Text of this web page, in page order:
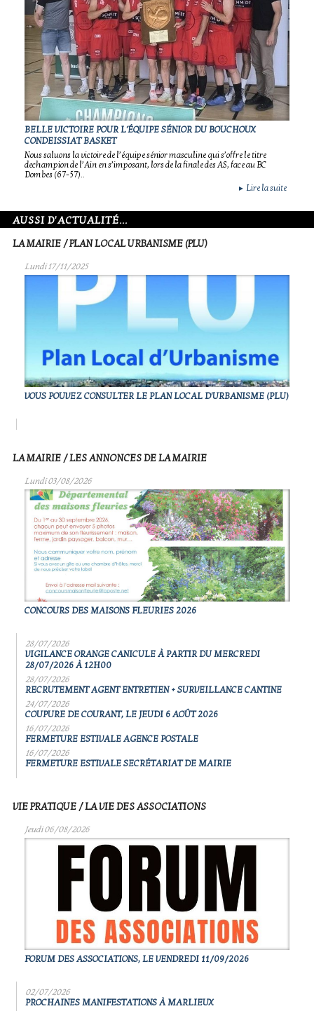
BELLE VICTOIRE POUR L'ÉQUIPE SÉNIOR DU BOUCHOUX
CONDEISSIAT BASKET
Nous saluons la victoire de l’équipe sénior masculine qui s’offre le titre
dechampion de l’Ain en s’imposant, lors de la finale des AS, face au BC
Dombes (67-57)..
► Lire la suite
AUSSI D'ACTUALITÉ...
LA MAIRIE / PLAN LOCAL URBANISME (PLU)
Lundi 17/11/2025
VOUS POUVEZ CONSULTER LE PLAN LOCAL D'URBANISME (PLU)
LA MAIRIE / LES ANNONCES DE LA MAIRIE
Lundi 03/08/2026
CONCOURS DES MAISONS FLEURIES 2026
28/07/2026
VIGILANCE ORANGE CANICULE À PARTIR DU MERCREDI
28/07/2026 À 12H00
28/07/2026
RECRUTEMENT AGENT ENTRETIEN + SURVEILLANCE CANTINE
24/07/2026
COUPURE DE COURANT, LE JEUDI 6 AOÛT 2026
16/07/2026
FERMETURE ESTIVALE AGENCE POSTALE
16/07/2026
FERMETURE ESTIVALE SECRÉTARIAT DE MAIRIE
VIE PRATIQUE / LA VIE DES ASSOCIATIONS
Jeudi 06/08/2026
FORUM DES ASSOCIATIONS, LE VENDREDI 11/09/2026
02/07/2026
PROCHAINES MANIFESTATIONS À MARLIEUX